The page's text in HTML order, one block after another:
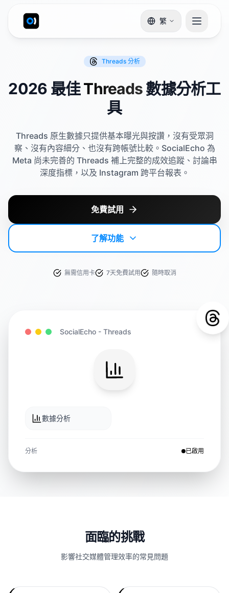
繁
Threads 分析
2026 最佳Threads數據分析工
具
Threads 原生數據只提供基本曝光與按讚，沒有受眾洞
察、沒有內容細分、也沒有跨帳號比較。SocialEcho 為
Meta 尚未完善的 Threads 補上完整的成效追蹤、討論串
深度指標，以及 Instagram 跨平台報表。
免費試用
了解功能
無需信用卡 7天免費試用 隨時取消
SocialEcho - Threads
數據分析
分析 已啟用
面臨的挑戰
影響社交媒體管理效率的常見問題